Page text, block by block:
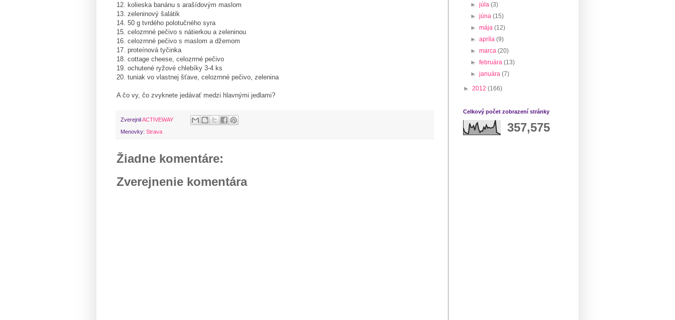
12. kolieska banánu s arašídovým maslom
13. zeleninový šalátik
14. 50 g tvrdého polotučného syra
15. celozrnné pečivo s nátierkou a zeleninou
16. celozrnné pečivo s maslom a džemom
17. proteínová tyčinka
18. cottage cheese, celozrrné pečivo
19. ochutené ryžové chlebíky 3-4 ks
20. tuniak vo vlastnej šťave, celozrnné pečivo, zelenina
A čo vy, čo zvyknete jedávať medzi hlavnými jedlami?
ZverejnilACTIVEWAY
Menovky: Strava
Žiadne komentáre:
Zverejnenie komentára
►júla(3)
►júna(15)
►mája(12)
►apríla(9)
►marca(20)
►februára(13)
►januára(7)
► 2012 (166)
Celkový počet zobrazení stránky
357,575